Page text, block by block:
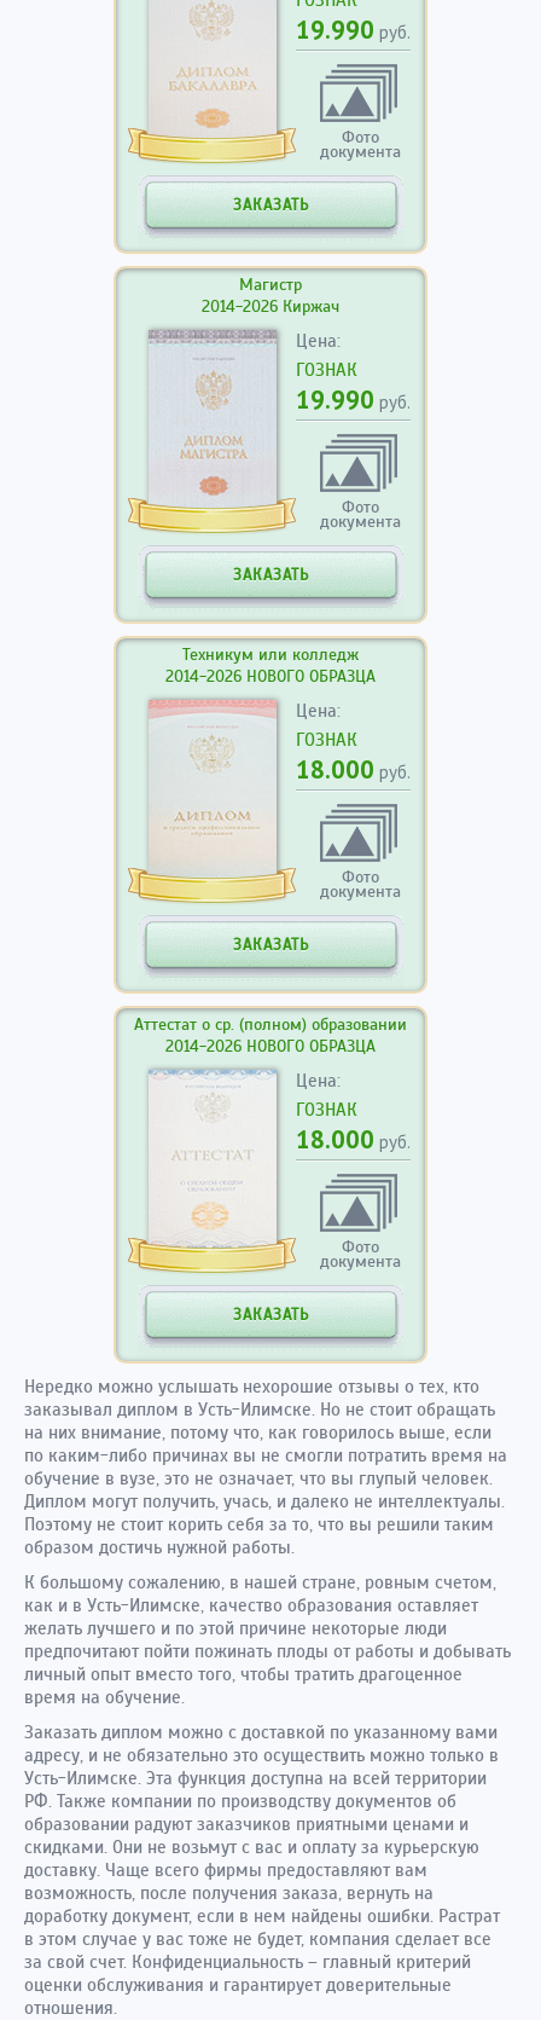
19.990 руб.
Фото
документа
ЗАКАЗАТЬ
Магистр
2014-2026 Киржач
Цена:
ГОЗНАК
19.990 руб.
Фото
документа
ЗАКАЗАТЬ
Техникум или колледж
2014-2026 НОВОГО ОБРАЗЦА
Цена:
ГОЗНАК
18.000 руб.
Фото
документа
ЗАКАЗАТЬ
Аттестат о ср. (полном) образовании
2014-2026 НОВОГО ОБРАЗЦА
Цена:
ГОЗНАК
18.000 руб.
Фото
документа
ЗАКАЗАТЬ
Нередко можно услышать нехорошие отзывы о тех, кто
заказывал диплом в Усть-Илимске. Но не стоит обращать
на них внимание, потому что, как говорилось выше, если
по каким-либо причинах вы не смогли потратить время на
обучение в вузе, это не означает, что вы глупый человек.
Диплом могут получить, учась, и далеко не интеллектуалы.
Поэтому не стоит корить себя за то, что вы решили таким
образом достичь нужной работы.
К большому сожалению, в нашей стране, ровным счетом,
как и в Усть-Илимске, качество образования оставляет
желать лучшего и по этой причине некоторые люди
предпочитают пойти пожинать плоды от работы и добывать
личный опыт вместо того, чтобы тратить драгоценное
время на обучение.
Заказать диплом можно с доставкой по указанному вами
адресу, и не обязательно это осуществить можно только в
Усть-Илимске. Эта функция доступна на всей территории
РФ. Также компании по производству документов об
образовании радуют заказчиков приятными ценами и
скидками. Они не возьмут с вас и оплату за курьерскую
доставку. Чаще всего фирмы предоставляют вам
возможность, после получения заказа, вернуть на
доработку документ, если в нем найдены ошибки. Растрат
в этом случае у вас тоже не будет, компания сделает все
за свой счет. Конфиденциальность – главный критерий
оценки обслуживания и гарантирует доверительные
отношения.